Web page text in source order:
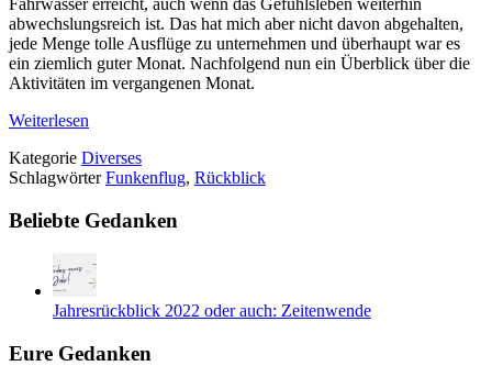
abwechslungsreich ist. Das hat mich aber nicht davon abgehalten,
jede Menge tolle Ausflüge zu unternehmen und überhaupt war es
ein ziemlich guter Monat. Nachfolgend nun ein Überblick über die
Aktivitäten im vergangenen Monat.
Weiterlesen
Kategorie Diverses
SchlagwörterFunkenflug, Rückblick
Beliebte Gedanken
Jahresrückblick 2022 oder auch: Zeitenwende
Eure Gedanken